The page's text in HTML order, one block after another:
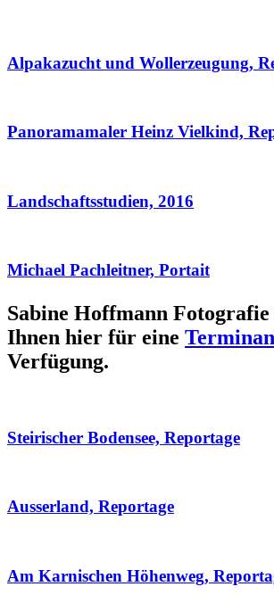
Alpakazucht und Wollerzeugung,
Panoramamaler Heinz Vielkind,
Landschaftsstudien, 2016
Michael Pachleitner, Portait
Sabine Hoffmann Fotografie
Ihnen hier für eine
Verfügung.
Steirischer Bodensee, Reportage
Ausserland, Reportage
Am Karnischen Höhenweg,